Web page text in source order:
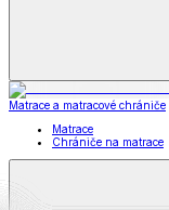
Matrace a matracové chrániče
Matrace
Chrániče na matrace